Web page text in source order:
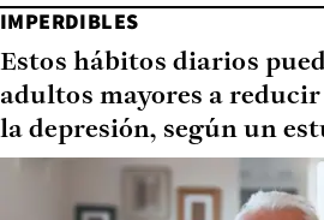
IMPERDIBLES
Estos hábitos diarios
adultos mayores a
la depresión, según un